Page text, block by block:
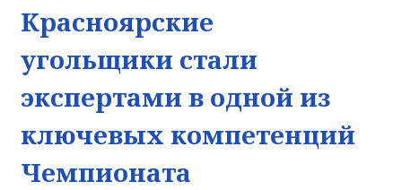
Красноярские
угольщики стали
экспертами в одной из
ключевых компетенций
Чемпионата